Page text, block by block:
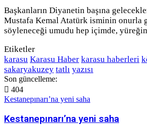
Başkanların Diyanetin başına
Mustafa Kemal Atatürk isminin onurla
söyleneceği umudu hep içimde,
Etiketler
karasu Karasu Haber karasu haberleri
sakaryakuzey tatlı yazısı
Son güncelleme:
404
Kestanepınarı’na yeni saha
Kestanepınarı’na yeni saha